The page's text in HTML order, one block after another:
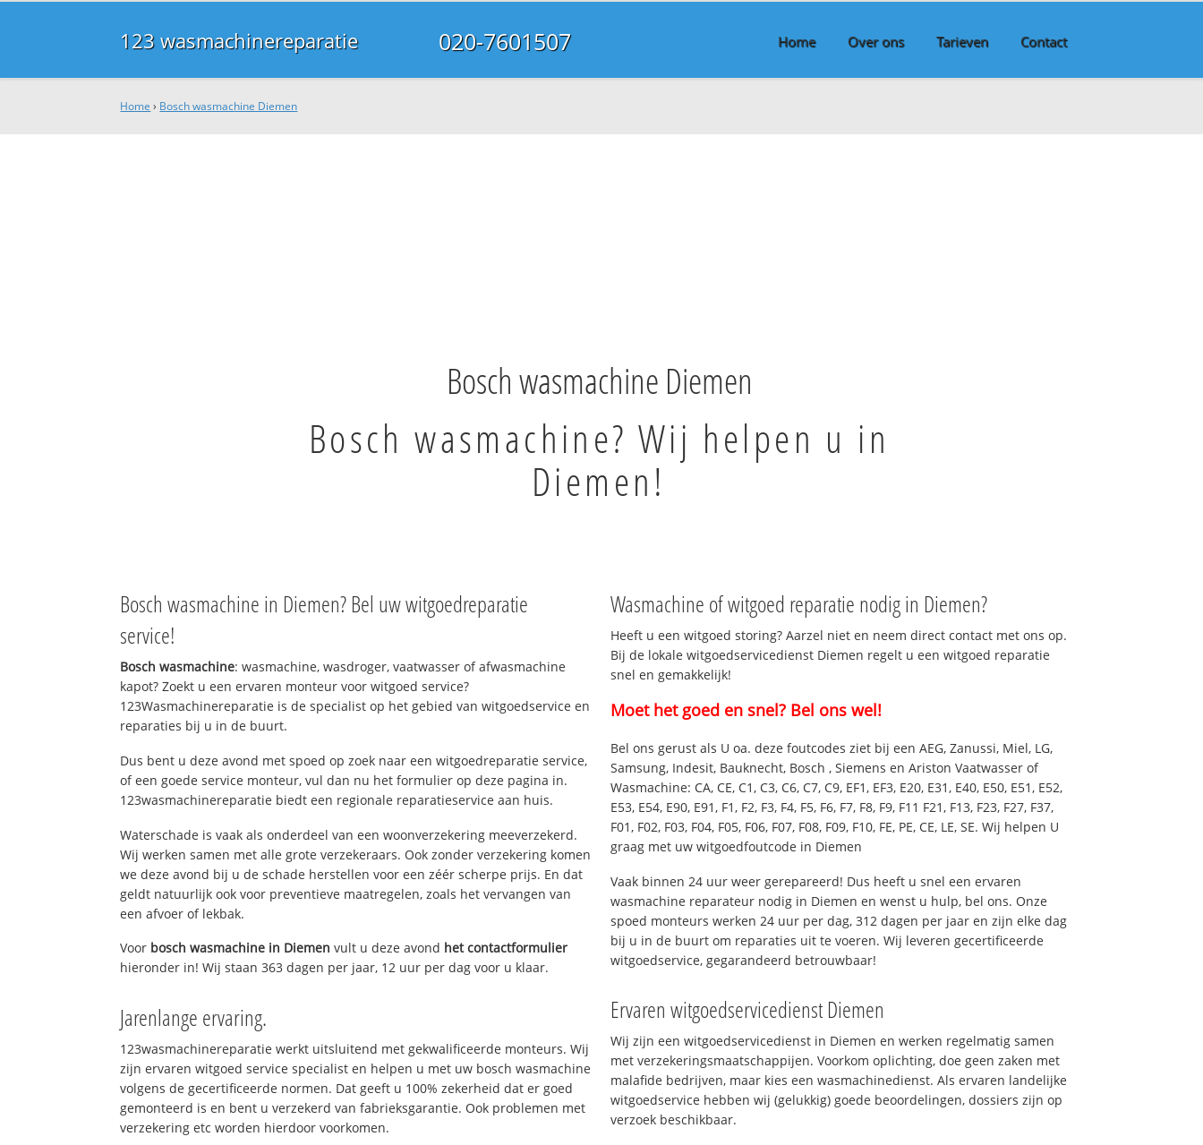
123 wasmachinereparatie 020-7601507 Home Over ons Tarieven Contact
Home › Bosch wasmachine Diemen
Bosch wasmachine Diemen
Bosch wasmachine? Wij helpen u in
Diemen!
Bosch wasmachine in Diemen? Bel uw witgoedreparatie
service!
Bosch wasmachine: wasmachine, wasdroger, vaatwasser of afwasmachine
kapot? Zoekt u een ervaren monteur voor witgoed service?
123Wasmachinereparatie is de specialist op het gebied van witgoedservice en
reparaties bij u in de buurt.
Dus bent u deze avond met spoed op zoek naar een witgoedreparatie service,
of een goede service monteur, vul dan nu het formulier op deze pagina in.
123wasmachinereparatie biedt een regionale reparatieservice aan huis.
Waterschade is vaak als onderdeel van een woonverzekering meeverzekerd.
Wij werken samen met alle grote verzekeraars. Ook zonder verzekering komen
we deze avond bij u de schade herstellen voor een zéér scherpe prijs. En dat
geldt natuurlijk ook voor preventieve maatregelen, zoals het vervangen van
een afvoer of lekbak.
Voor bosch wasmachine in Diemen vult u deze avond het contactformulier
hieronder in! Wij staan 363 dagen per jaar, 12 uur per dag voor u klaar.
Jarenlange ervaring.
123wasmachinereparatie werkt uitsluitend met gekwalificeerde monteurs. Wij
zijn ervaren witgoed service specialist en helpen u met uw bosch wasmachine
volgens de gecertificeerde normen. Dat geeft u 100% zekerheid dat er goed
gemonteerd is en bent u verzekerd van fabrieksgarantie. Ook problemen met
verzekering etc worden hierdoor voorkomen.
Wasmachine of witgoed reparatie nodig in Diemen?
Heeft u een witgoed storing? Aarzel niet en neem direct contact met ons op.
Bij de lokale witgoedservicedienst Diemen regelt u een witgoed reparatie
snel en gemakkelijk!
Moet het goed en snel? Bel ons wel!
Bel ons gerust als U oa. deze foutcodes ziet bij een AEG, Zanussi, Miel, LG,
Samsung, Indesit, Bauknecht, Bosch , Siemens en Ariston Vaatwasser of
Wasmachine: CA, CE, C1, C3, C6, C7, C9, EF1, EF3, E20, E31, E40, E50, E51, E52,
E53, E54, E90, E91, F1, F2, F3, F4, F5, F6, F7, F8, F9, F11 F21, F13, F23, F27, F37,
F01, F02, F03, F04, F05, F06, F07, F08, F09, F10, FE, PE, CE, LE, SE. Wij helpen U
graag met uw witgoedfoutcode in Diemen
Vaak binnen 24 uur weer gerepareerd! Dus heeft u snel een ervaren
wasmachine reparateur nodig in Diemen en wenst u hulp, bel ons. Onze
spoed monteurs werken 24 uur per dag, 312 dagen per jaar en zijn elke dag
bij u in de buurt om reparaties uit te voeren. Wij leveren gecertificeerde
witgoedservice, gegarandeerd betrouwbaar!
Ervaren witgoedservicedienst Diemen
Wij zijn een witgoedservicedienst in Diemen en werken regelmatig samen
met verzekeringsmaatschappijen. Voorkom oplichting, doe geen zaken met
malafide bedrijven, maar kies een wasmachinedienst. Als ervaren landelijke
witgoedservice hebben wij (gelukkig) goede beoordelingen, dossiers zijn op
verzoek beschikbaar.